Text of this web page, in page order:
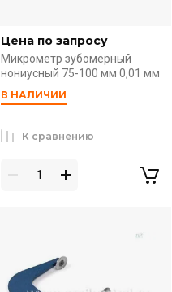
Цена по запросу
Микрометр зубомерный
нониусный 75-100 мм 0,01 мм
В НАЛИЧИИ
К сравнению